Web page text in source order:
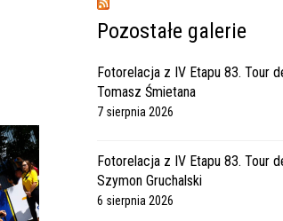
Pozostałe galerie
Fotorelacja z IV Etapu 83. Tour
Tomasz Śmietana
7 sierpnia 2026
Fotorelacja z IV Etapu 83. Tour
Szymon Gruchalski
6 sierpnia 2026